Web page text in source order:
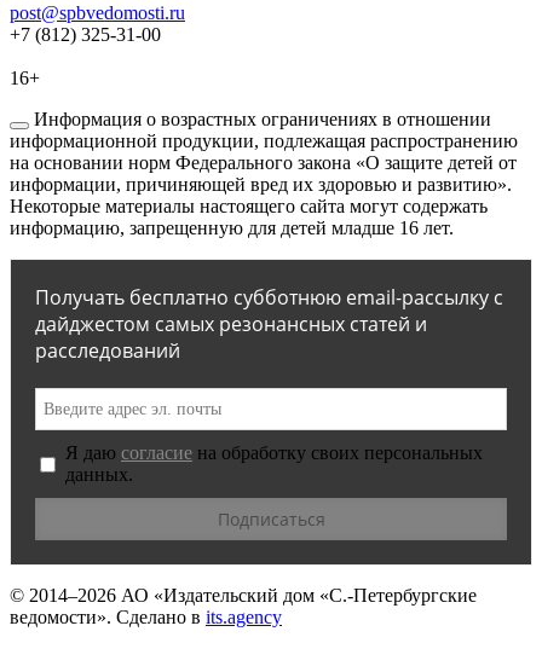
post@spbvedomosti.ru
+7 (812) 325-31-00
16+
Информация о возрастных ограничениях в отношении
информационной продукции, подлежащая распространению
на основании норм Федерального закона «О защите детей от
информации, причиняющей вред их здоровью и развитию».
Некоторые материалы настоящего сайта могут содержать
информацию, запрещенную для детей младше 16 лет.
Получать бесплатно субботнюю email-рассылку с
дайджестом самых резонансных статей и
расследований
Я даю согласие на обработку своих персональных
данных.
© 2014–2026 АО «Издательский дом «С.-Петербургские
ведомости». Сделано в its.agency